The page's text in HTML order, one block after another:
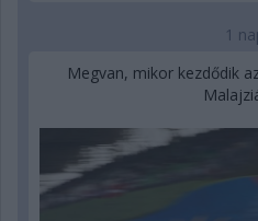
1
Megvan, mikor kezdődik